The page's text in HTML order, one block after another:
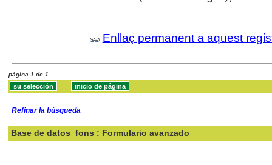
Enllaç permanent a aquest
página 1 de 1
Refinar la búsqueda
Base de datos fons : Formulario avanzado